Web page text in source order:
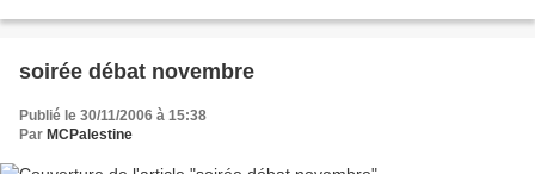
soirée débat novembre
Publié le 30/11/2006 à 15:38
Par MCPalestine